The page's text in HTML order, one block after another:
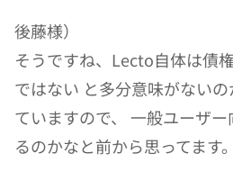
後藤様）
そうですね、Lecto自体は債
ではない と多分意味がない
ていますので、 一般ユーザ
るのかなと前から思ってます。